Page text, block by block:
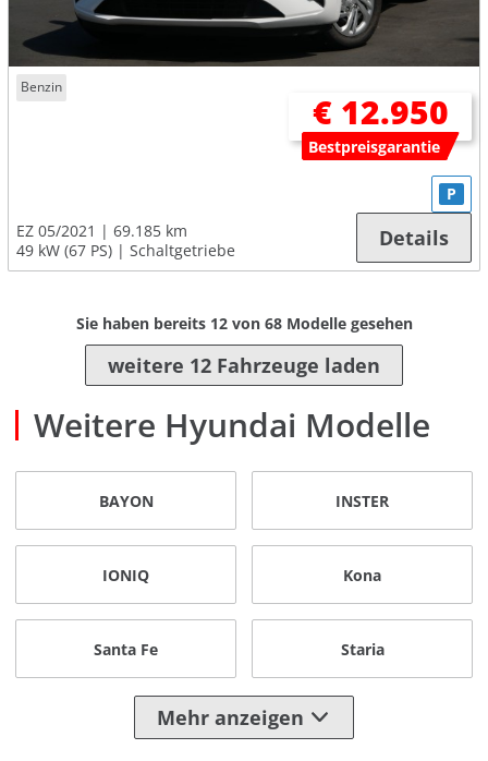
Benzin
€ 12.950
Bestpreisgarantie
EZ 05/2021
69.185 km
49 kW (67 PS)
Schaltgetriebe
P
Details
Sie haben bereits 12von 68Modelle gesehen
weitere 12 Fahrzeuge laden
Weitere Hyundai Modelle
BAYON INSTER
IONIQ Kona
Santa Fe Staria
Mehr anzeigen